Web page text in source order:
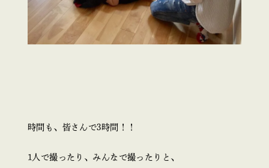
時間も、皆さんで3時間！！
1人で撮ったり、みんなで撮ったりと、